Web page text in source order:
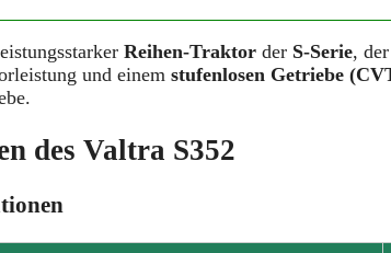
Reihen-Traktor der S-Serie,
und einem stufenlosen Getriebe
des Valtra S352